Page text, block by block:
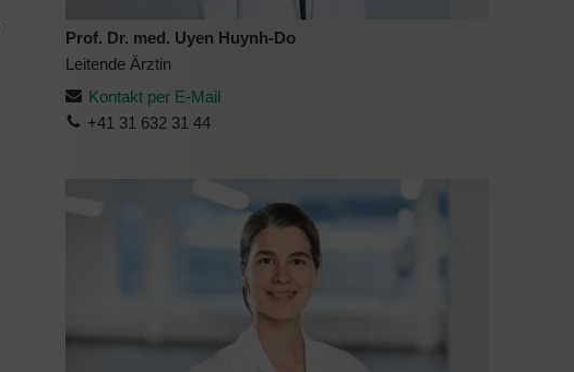
Prof. Dr. med. Uyen Huynh-Do
Leitende Ärztin
Kontakt per E-Mail
+41 31 632 31 44